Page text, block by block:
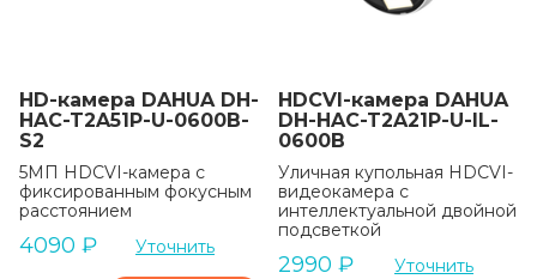
HD-камера DAHUA DH-
HAC-T2A51P-U-0600B-
S2
5МП HDCVI-камера с
фиксированным фокусным
расстоянием
4090 ₽ Уточнить
HDCVI-камера DAHUA
DH-HAC-T2A21P-U-IL-
0600B
Уличная купольная HDCVI-
видеокамера с
интеллектуальной двойной
подсветкой
2990 ₽ Уточнить